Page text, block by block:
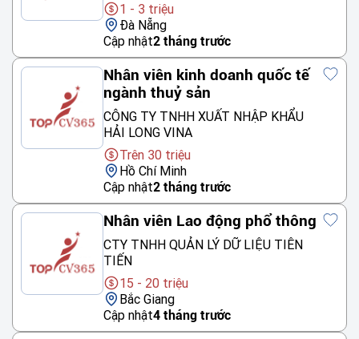
1 - 3 triệu
Đà Nẵng
Cập nhật2 tháng trước
Nhân viên kinh doanh quốc tế
ngành thuỷ sản
CÔNG TY TNHH XUẤT NHẬP KHẨU
HẢI LONG VINA
Trên 30 triệu
Hồ Chí Minh
Cập nhật2 tháng trước
Nhân viên Lao động phổ thông
CTY TNHH QUẢN LÝ DỮ LIỆU TIÊN
TIẾN
15 - 20 triệu
Bắc Giang
Cập nhật4 tháng trước